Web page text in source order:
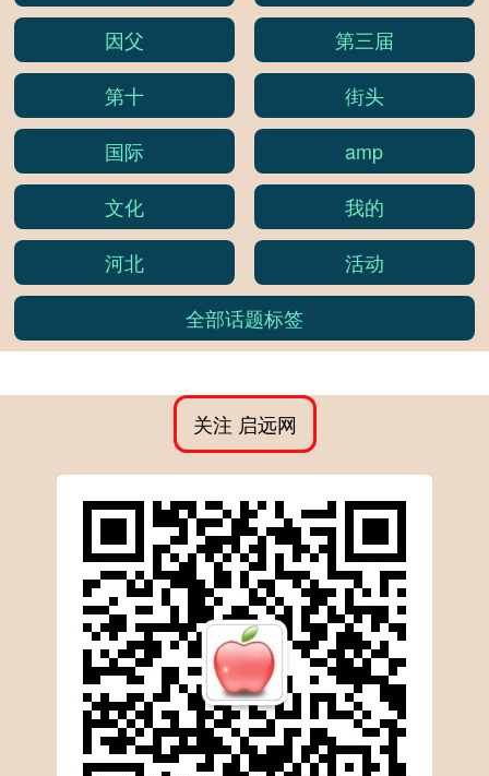
因父
第三届
第十
街头
国际
amp
文化
我的
河北
活动
全部话题标签
关注 启远网